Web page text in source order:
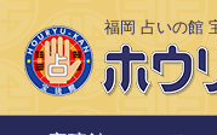
福岡 占いの館